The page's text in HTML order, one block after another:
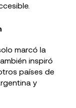
marcó la
inspiró
países de
y